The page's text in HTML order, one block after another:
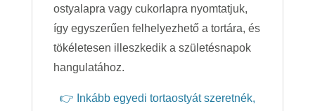
ostyalapra vagy cukorlapra nyomtatjuk,
így egyszerűen felhelyezhető a tortára, és
tökéletesen illeszkedik a születésnapok
hangulatához.
👉 Inkább egyedi tortaostyát szeretnék,